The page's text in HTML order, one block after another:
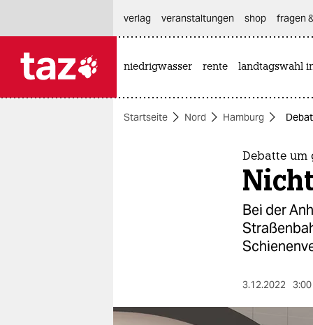
themen
berlin
verlag
veranstaltungen shop fragen
niedrigwasser rente landtagswahl
Startseite Nord Hamburg
Debatte um
Bei der
3.12.2022